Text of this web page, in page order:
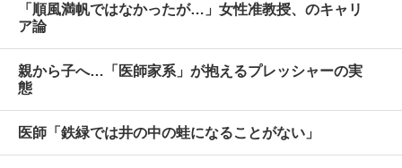
「順風満帆ではなかったが…」女性准教授、のキャリ
ア論
親から子へ…「医師家系」が抱えるプレッシャーの実
態
医師「鉄緑では井の中の蛙になることがない」